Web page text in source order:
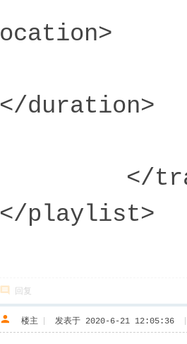
ocation>
</duration>
</
</playlist>
回复
楼主 发表于 2020-6-21 12:05:36